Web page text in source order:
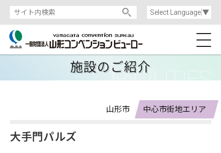
Select Language▼
施設のご紹介
山形市 中心市街地エリア
大手門パルズ